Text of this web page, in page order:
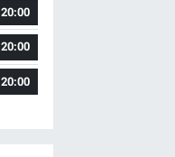
20:00
20:00
20:00